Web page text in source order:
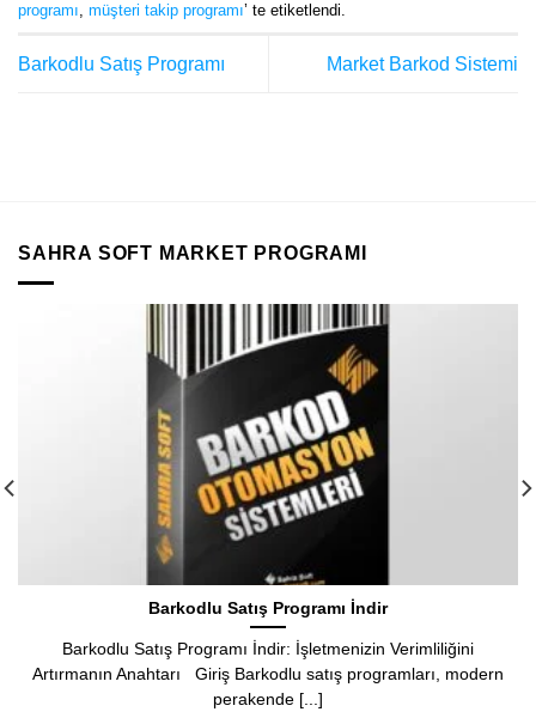
programı, müşteri takip programı’ te etiketlendi.
Barkodlu Satış Programı Market Barkod Sistemi
SAHRA SOFT MARKET PROGRAMI
Hızlı Satış Programı
Market Barkod Sistemi: Perakende Sektöründe Verimliliği
Artırmanın Anahtarı Giriş Perakende sektörü, hızla değişen
müşteri talepleri [...]